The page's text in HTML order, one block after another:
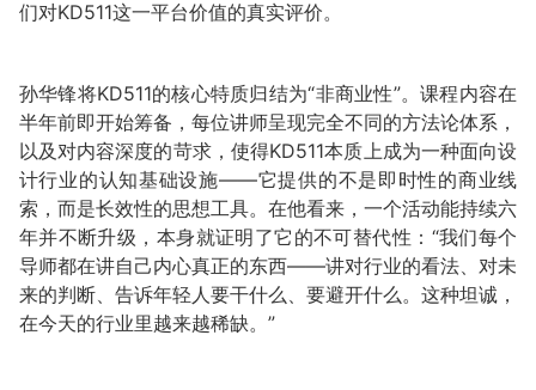
们对KD511这一平台价值的真实评价。
孙华锋将KD511的核心特质归结为“非商业性”。课程内容在
半年前即开始筹备，每位讲师呈现完全不同的方法论体系，
以及对内容深度的苛求，使得KD511本质上成为一种面向设
计行业的认知基础设施——它提供的不是即时性的商业线
索，而是长效性的思想工具。在他看来，一个活动能持续六
年并不断升级，本身就证明了它的不可替代性：“我们每个
导师都在讲自己内心真正的东西——讲对行业的看法、对未
来的判断、告诉年轻人要干什么、要避开什么。这种坦诚，
在今天的行业里越来越稀缺。”